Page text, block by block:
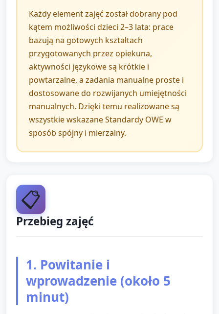
Każdy element zajęć został dobrany pod
kątem możliwości dzieci 2–3 lata: prace
bazują na gotowych kształtach
przygotowanych przez opiekuna,
aktywności językowe są krótkie i
powtarzalne, a zadania manualne proste i
dostosowane do rozwijanych umiejętności
manualnych. Dzięki temu realizowane są
wszystkie wskazane Standardy OWE w
sposób spójny i mierzalny.
📋
Przebieg zajęć
1. Powitanie i
wprowadzenie (około 5
minut)